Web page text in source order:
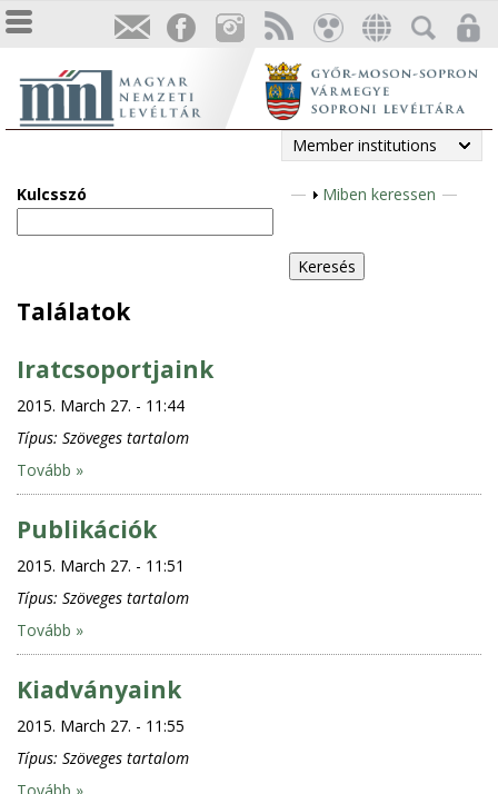
Member institutions
Kulcsszó
S
o
w
Miben keressen
Találatok
Iratcsoportjaink
2015. March 27. - 11:44
Típus: Szöveges tartalom
Tovább »
Publikációk
2015. March 27. - 11:51
Típus: Szöveges tartalom
Tovább »
Kiadványaink
2015. March 27. - 11:55
Típus: Szöveges tartalom
Tovább »